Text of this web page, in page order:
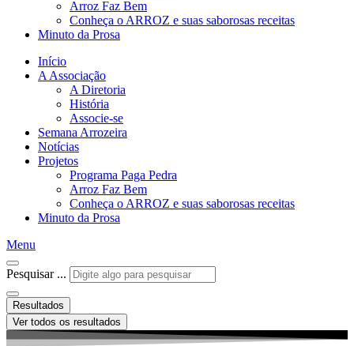
Arroz Faz Bem
Conheça o ARROZ e suas saborosas receitas
Minuto da Prosa
Início
A Associação
A Diretoria
História
Associe-se
Semana Arrozeira
Notícias
Projetos
Programa Paga Pedra
Arroz Faz Bem
Conheça o ARROZ e suas saborosas receitas
Minuto da Prosa
Menu
Pesquisar ...
Resultados
Ver todos os resultados